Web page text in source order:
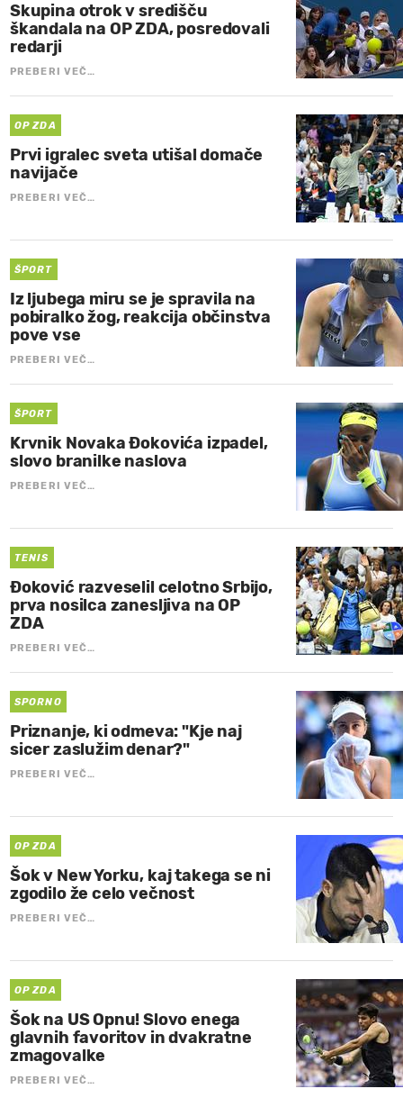
Skupina otrok v središču
škandala na OP ZDA, posredovali
redarji
PREBERI VEČ…
OP ZDA
Prvi igralec sveta utišal domače
navijače
PREBERI VEČ…
ŠPORT
Iz ljubega miru se je spravila na
pobiralko žog, reakcija občinstva
pove vse
PREBERI VEČ…
ŠPORT
Krvnik Novaka Đokovića izpadel,
slovo branilke naslova
PREBERI VEČ…
TENIS
Đoković razveselil celotno Srbijo,
prva nosilca zanesljiva na OP
ZDA
PREBERI VEČ…
SPORNO
Priznanje, ki odmeva: "Kje naj
sicer zaslužim denar?"
PREBERI VEČ…
OP ZDA
Šok v New Yorku, kaj takega se ni
zgodilo že celo večnost
PREBERI VEČ…
OP ZDA
Šok na US Opnu! Slovo enega
glavnih favoritov in dvakratne
zmagovalke
PREBERI VEČ…